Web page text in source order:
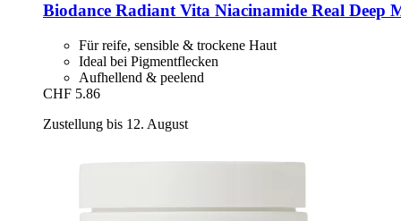
Biodance Radiant Vita Niacinamide Real Deep
Für reife, sensible & trockene Haut
Ideal bei Pigmentflecken
Aufhellend & peelend
CHF 5.86
Zustellung bis 12. August